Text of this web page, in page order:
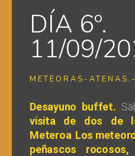
DÍA 6º.
11/09/
METEORAS-ATENAS.-
Desayuno buffet.
visita de dos de
Meteroa Los
peñascos